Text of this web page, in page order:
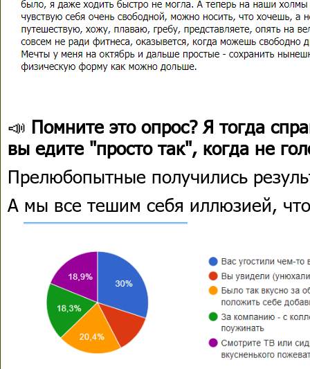
📣 Помните это опрос? Я тогда
вы едите "просто так", когда не
Прелюбопытные получились
А мы все тешим себя иллюзией,